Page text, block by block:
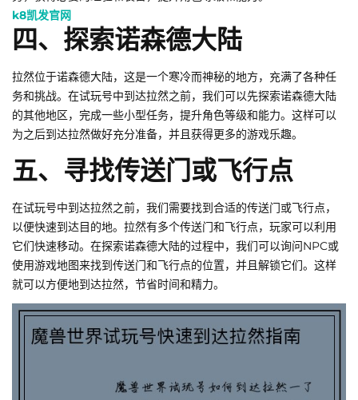
k8凯发官网
四、探索诺森德大陆
拉然位于诺森德大陆，这是一个寒冷而神秘的地方，充满了各种任
务和挑战。在试玩号中到达拉然之前，我们可以先探索诺森德大陆
的其他地区，完成一些小型任务，提升角色等级和能力。这样可以
为之后到达拉然做好充分准备，并且获得更多的游戏乐趣。
五、寻找传送门或飞行点
在试玩号中到达拉然之前，我们需要找到合适的传送门或飞行点，
以便快速到达目的地。拉然有多个传送门和飞行点，玩家可以利用
它们快速移动。在探索诺森德大陆的过程中，我们可以询问NPC或
使用游戏地图来找到传送门和飞行点的位置，并且解锁它们。这样
就可以方便地到达拉然，节省时间和精力。